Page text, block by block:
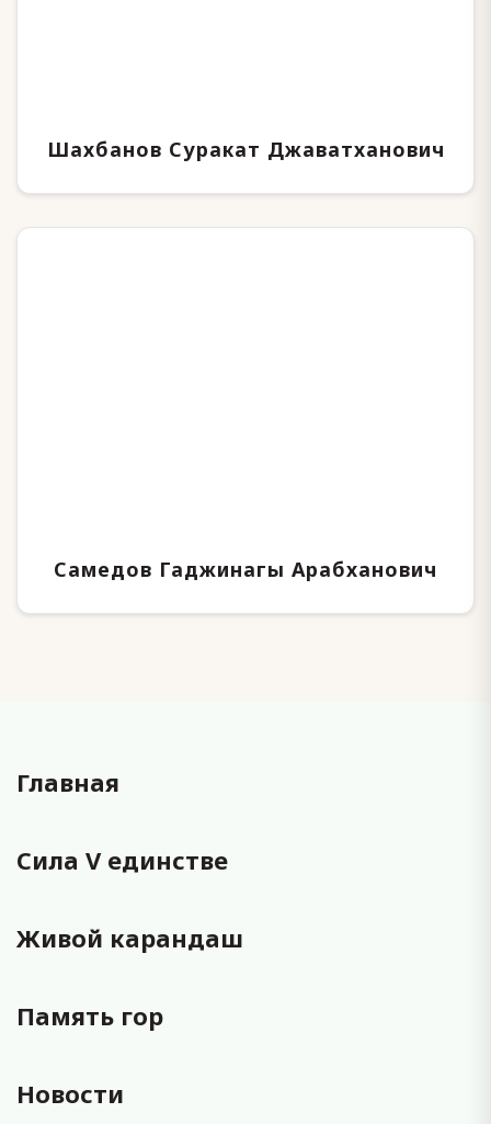
Шахбанов Суракат Джаватханович
Самедов Гаджинагы Арабханович
Главная
Сила V единстве
Живой карандаш
Память гор
Новости